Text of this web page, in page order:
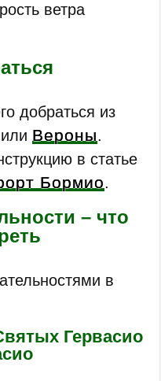
ветра
добраться из
или Вероны.
в статье
Бормио.
– что
в
Гервасио